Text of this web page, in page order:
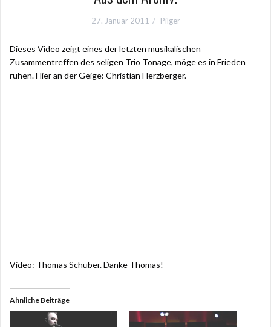
27. Januar 2011 Pilger
Dieses Video zeigt eines der letzten musikalischen
Zusammentreffen des seligen Trio Tonage, möge es in Frieden
ruhen. Hier an der Geige: Christian Herzberger.
Video: Thomas Schuber. Danke Thomas!
Ähnliche Beiträge